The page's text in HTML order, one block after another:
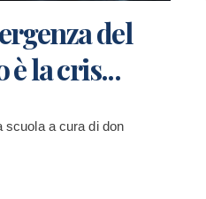
del
la cris...
scuola a cura di don